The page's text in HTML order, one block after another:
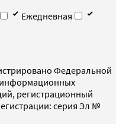
Ежедневная
Федеральной
информационных
регистрационный
серия Эл №